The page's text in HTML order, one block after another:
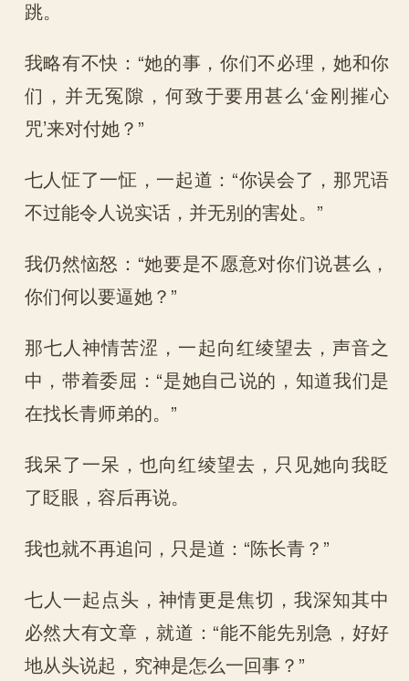
跳。
我略有不快：“她的事，你们不必理，她和你
们，并无冤隙，何致于要用甚么‘金刚摧心
咒’来对付她？”
七人怔了一怔，一起道：“你误会了，那咒语
不过能令人说实话，并无别的害处。”
我仍然恼怒：“她要是不愿意对你们说甚么，
你们何以要逼她？”
那七人神情苦涩，一起向红绫望去，声音之
中，带着委屈：“是她自己说的，知道我们是
在找长青师弟的。”
我呆了一呆，也向红绫望去，只见她向我眨
了眨眼，容后再说。
我也就不再追问，只是道：“陈长青？”
七人一起点头，神情更是焦切，我深知其中
必然大有文章，就道：“能不能先别急，好好
地从头说起，究神是怎么一回事？”